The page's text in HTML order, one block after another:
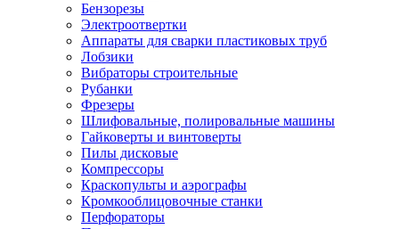
Бензорезы
Электроотвертки
Аппараты для сварки пластиковых труб
Лобзики
Вибраторы строительные
Рубанки
Фрезеры
Шлифовальные, полировальные машины
Гайковерты и винтоверты
Пилы дисковые
Компрессоры
Краскопульты и аэрографы
Кромкооблицовочные станки
Перфораторы